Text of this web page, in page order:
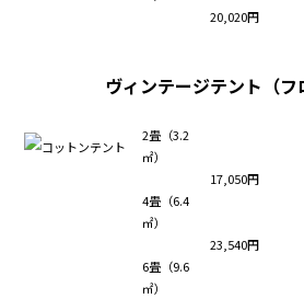
20,020円
ヴィンテージテント（フ
2畳（3.2
㎡）
17,050円
4畳（6.4
㎡）
23,540円
6畳（9.6
㎡）